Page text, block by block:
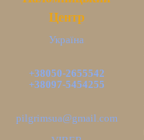
Центр
Україна
+38050-2655542
+38097-5454255
pilgrimsua@gmail.com